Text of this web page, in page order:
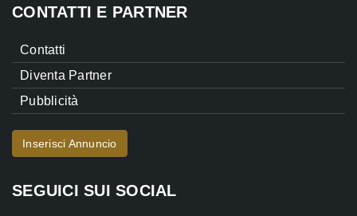
CONTATTI E PARTNER
Contatti
Diventa Partner
Pubblicità
Inserisci Annuncio
SEGUICI SUI SOCIAL